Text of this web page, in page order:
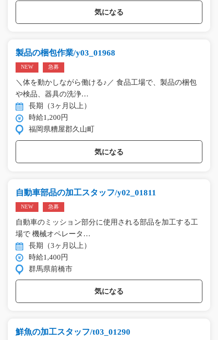
気になる
製品の梱包作業/y03_01968
NEW 急募
＼体を動かしながら働ける♪／ 食品工場で、製品の梱包
や検品、器具の洗浄…
長期（3ヶ月以上）
時給1,200円
福岡県糟屋郡久山町
気になる
自動車部品の加工スタッフ/y02_01811
NEW 急募
自動車のミッション部分に使用される部品を加工する工
場で 機械オペレータ…
長期（3ヶ月以上）
時給1,400円
群馬県前橋市
気になる
鮮魚の加工スタッフ/t03_01290